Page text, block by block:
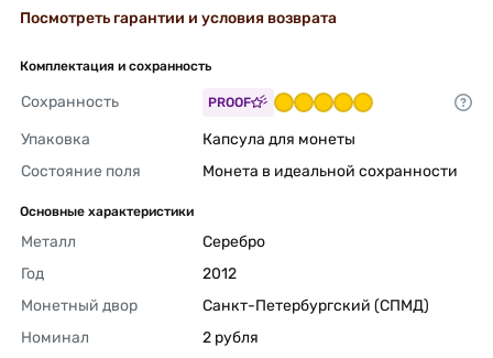
Посмотреть гарантии и условия возврата
Комплектация и сохранность
Сохранность PROOF
Упаковка
Капсула для монеты
Состояние поля
Монета в идеальной сохранности
Основные характеристики
Металл
Серебро
Год
2012
Монетный двор
Санкт-Петербургский (СПМД)
Номинал
2 рубля